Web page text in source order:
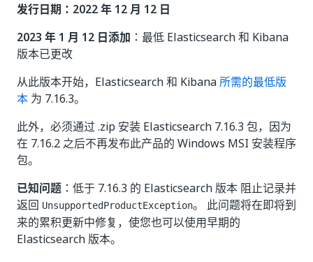
发行日期：2022 年 12 月 12 日
2023 年 1 月 12 日添加 ：最低 Elasticsearch 和 Kibana
版本已更改
从此版本开始，Elasticsearch 和 Kibana所需的最低版
本 为 7.16.3。
此外，必须通过 .zip 安装 Elasticsearch 7.16.3 包，因为
在 7.16.2 之后不再发布此产品的 Windows MSI 安装程序
包。
已知问题 ：低于 7.16.3 的 Elasticsearch 版本 阻止记录并
返回 UnsupportedProductException。 此问题将在即将到
来的累积更新中修复，使您也可以使用早期的
Elasticsearch 版本。